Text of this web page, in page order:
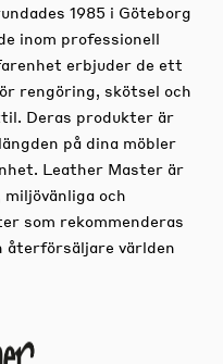
1985 i Göteborg
inom professionell
erbjuder de ett
rengöring, skötsel och
Deras produkter är
på dina möbler
Leather Master är
och
som rekommenderas
återförsäljare världen